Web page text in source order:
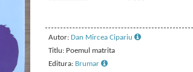
Autor: Dan Mircea Cipariu
Titlu: Poemul matrita
Editura: Brumar